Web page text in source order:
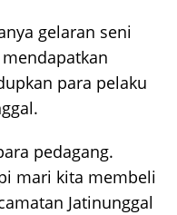
gelaran seni
para pelaku
pedagang.
mari kita membeli
Jatinunggal